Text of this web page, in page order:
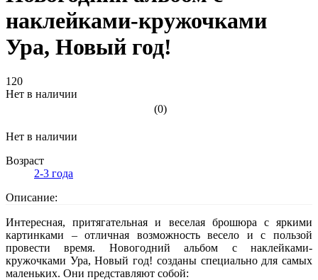
наклейками-кружочками
Ура, Новый год!
120
Нет в наличии
(0)
Нет в наличии
Возраст
2-3 года
Описание:
Интересная, притягательная и веселая брошюра с яркими
картинками – отличная возможность весело и с пользой
провести время. Новогодний альбом с наклейками-
кружочками Ура, Новый год! созданы специально для самых
маленьких. Они представляют собой: